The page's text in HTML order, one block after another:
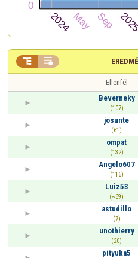
 
Ellenfél
Beverneky
(107)
josunte
(61)
ompat
(132)
Angelo607
(116)
Luiz53
(~69)
astudillo
(7)
unothierry
(20)
pityuka5